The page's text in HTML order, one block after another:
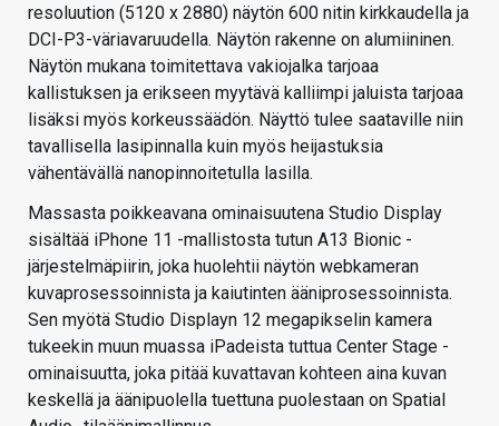
resoluution (5120 x 2880) näytön 600 nitin kirkkaudella ja
DCI-P3-väriavaruudella. Näytön rakenne on alumiininen.
Näytön mukana toimitettava vakiojalka tarjoaa
kallistuksen ja erikseen myytävä kalliimpi jaluista tarjoaa
lisäksi myös korkeussäädön. Näyttö tulee saataville niin
tavallisella lasipinnalla kuin myös heijastuksia
vähentävällä nanopinnoitetulla lasilla.
Massasta poikkeavana ominaisuutena Studio Display
sisältää iPhone 11 -mallistosta tutun A13 Bionic -
järjestelmäpiirin, joka huolehtii näytön webkameran
kuvaprosessoinnista ja kaiutinten ääniprosessoinnista.
Sen myötä Studio Displayn 12 megapikselin kamera
tukeekin muun muassa iPadeista tuttua Center Stage -
ominaisuutta, joka pitää kuvattavan kohteen aina kuvan
keskellä ja äänipuolella tuettuna puolestaan on Spatial